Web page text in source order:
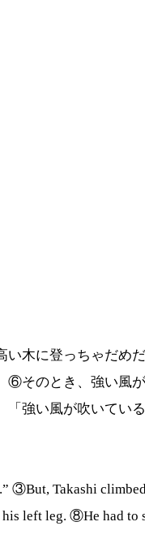
い木に登っちゃだ
⑥そのとき、強い
強い風が吹いてい
③But, Takashi
left leg. ⑧He had to